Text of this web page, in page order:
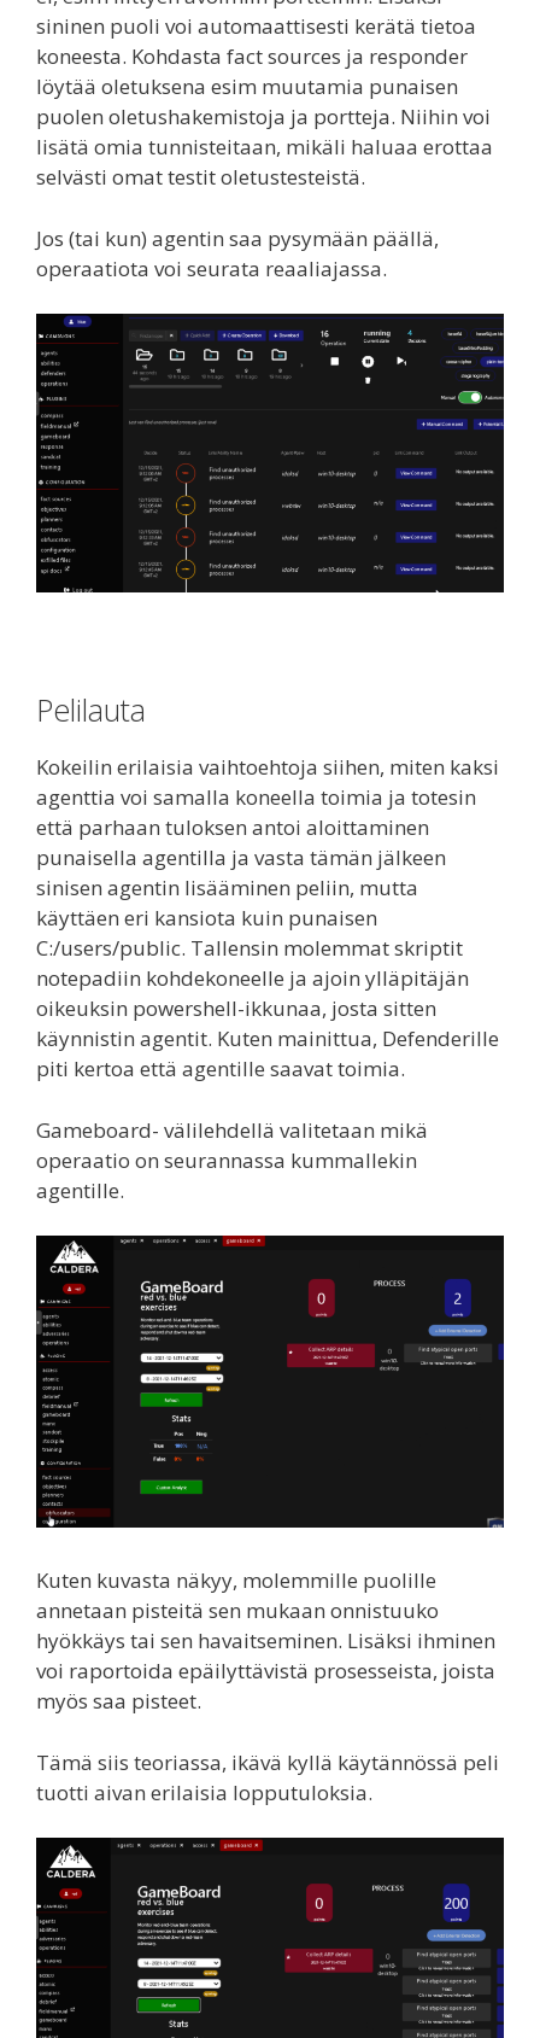
sininen puoli voi automaattisesti kerätä tietoa
koneesta. Kohdasta fact sources ja responder
löytää oletuksena esim muutamia punaisen
puolen oletushakemistoja ja portteja. Niihin voi
lisätä omia tunnisteitaan, mikäli haluaa erottaa
selvästi omat testit oletustesteistä.
Jos (tai kun) agentin saa pysymään päällä,
operaatiota voi seurata reaaliajassa.
Pelilauta
Kokeilin erilaisia vaihtoehtoja siihen, miten kaksi
agenttia voi samalla koneella toimia ja totesin
että parhaan tuloksen antoi aloittaminen
punaisella agentilla ja vasta tämän jälkeen
sinisen agentin lisääminen peliin, mutta
käyttäen eri kansiota kuin punaisen
C:/users/public. Tallensin molemmat skriptit
notepadiin kohdekoneelle ja ajoin ylläpitäjän
oikeuksin powershell-ikkunaa, josta sitten
käynnistin agentit. Kuten mainittua, Defenderille
piti kertoa että agentille saavat toimia.
Gameboard- välilehdellä valitetaan mikä
operaatio on seurannassa kummallekin
agentille.
Kuten kuvasta näkyy, molemmille puolille
annetaan pisteitä sen mukaan onnistuuko
hyökkäys tai sen havaitseminen. Lisäksi ihminen
voi raportoida epäilyttävistä prosesseista, joista
myös saa pisteet.
Tämä siis teoriassa, ikävä kyllä käytännössä peli
tuotti aivan erilaisia lopputuloksia.